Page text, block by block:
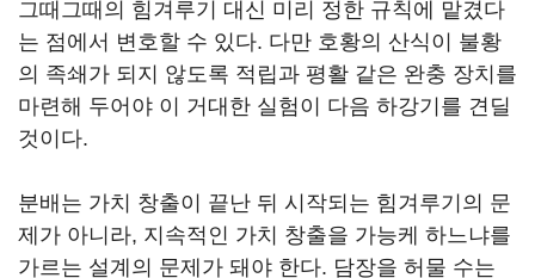
그때그때의 힘겨루기 대신 미리 정한 규칙에 맡겼다
는 점에서 변호할 수 있다. 다만 호황의 산식이 불황
의 족쇄가 되지 않도록 적립과 평활 같은 완충 장치를
마련해 두어야 이 거대한 실험이 다음 하강기를 견딜
것이다.
분배는 가치 창출이 끝난 뒤 시작되는 힘겨루기의 문
제가 아니라, 지속적인 가치 창출을 가능케 하느냐를
가르는 설계의 문제가 돼야 한다. 담장을 허물 수는